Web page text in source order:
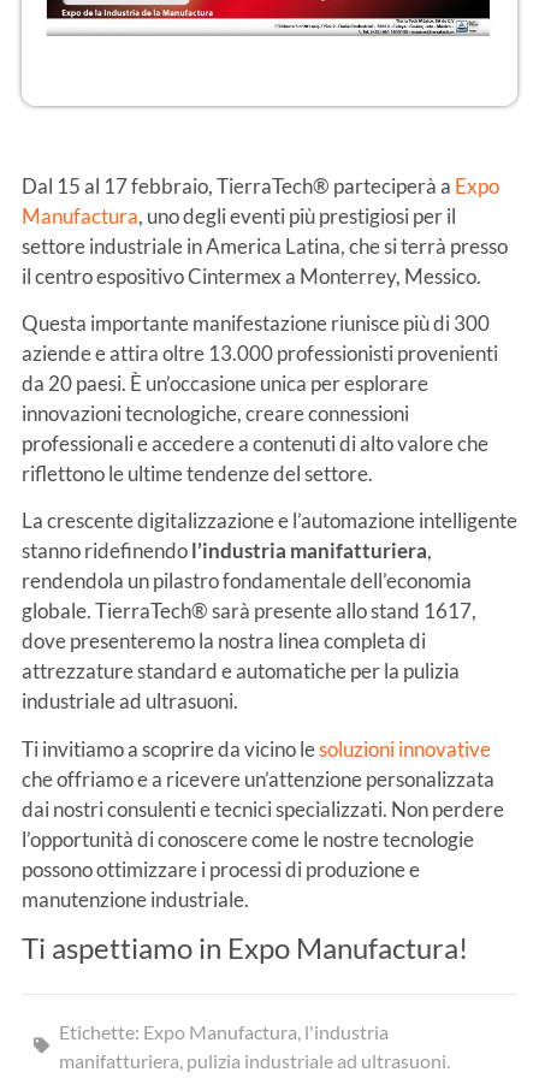
Dal 15 al 17 febbraio, TierraTech® parteciperà a Expo
Manufactura, uno degli eventi più prestigiosi per il
settore industriale in America Latina, che si terrà presso
il centro espositivo Cintermex a Monterrey, Messico.
Questa importante manifestazione riunisce più di 300
aziende e attira oltre 13.000 professionisti provenienti
da 20 paesi. È un’occasione unica per esplorare
innovazioni tecnologiche, creare connessioni
professionali e accedere a contenuti di alto valore che
riflettono le ultime tendenze del settore.
La crescente digitalizzazione e l’automazione intelligente
stanno ridefinendol’industria manifatturiera,
rendendola un pilastro fondamentale dell’economia
globale. TierraTech® sarà presente allo stand 1617,
dove presenteremo la nostra linea completa di
attrezzature standard e automatiche per la pulizia
industriale ad ultrasuoni.
Ti invitiamo a scoprire da vicino lesoluzioni innovative
che offriamo e a ricevere un’attenzione personalizzata
dai nostri consulenti e tecnici specializzati. Non perdere
l’opportunità di conoscere come le nostre tecnologie
possono ottimizzare i processi di produzione e
manutenzione industriale.
Ti aspettiamo in Expo Manufactura!
Etichette: Expo Manufactura l'industria
manifatturiera pulizia industriale ad ultrasuoni.